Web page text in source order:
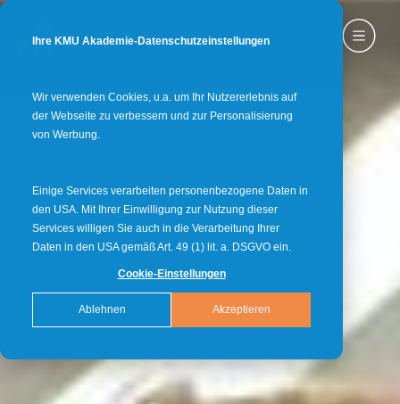
Ihre KMU Akademie-Datenschutzeinstellungen
Wir verwenden Cookies, u.a. um Ihr Nutzererlebnis auf
der Webseite zu verbessern und zur Personalisierung
von Werbung.
Einige Services verarbeiten personenbezogene Daten in
den USA. Mit Ihrer Einwilligung zur Nutzung dieser
Services willigen Sie auch in die Verarbeitung Ihrer
Daten in den USA gemäß Art. 49 (1) lit. a. DSGVO ein.
Cookie-Einstellungen
Akzeptieren
Ablehnen